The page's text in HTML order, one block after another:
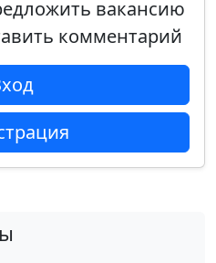
вакансию
комментарий